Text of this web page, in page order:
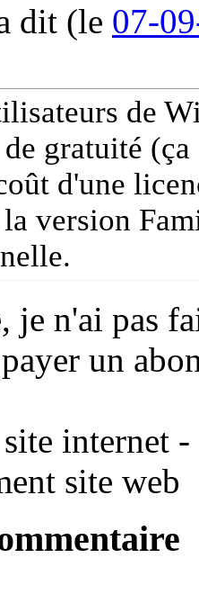
dit (le 07-
de
gratuité
d'une
version
je n'ai pas
un
internet -
site web